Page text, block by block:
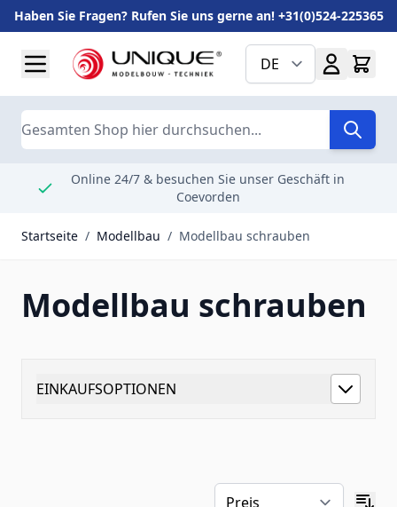
Haben Sie Fragen? Rufen Sie uns gerne an! +31(0)524-225365
DE
Suche
Online 24/7 & besuchen Sie unser Geschäft in
Coevorden
Startseite / Modellbau / Modellbau schrauben
Modellbau schrauben
EINKAUFSOPTIONEN